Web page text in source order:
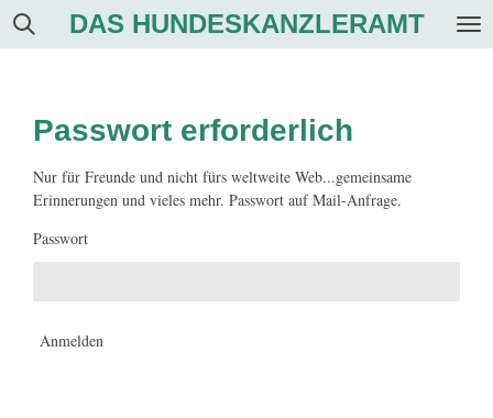
Zum
DAS HUNDESKANZLERAMT
Passwort erforderlich
Nur für Freunde und nicht fürs weltweite Web...gemeinsame
Erinnerungen und vieles mehr. Passwort auf Mail-Anfrage.
Passwort
Anmelden